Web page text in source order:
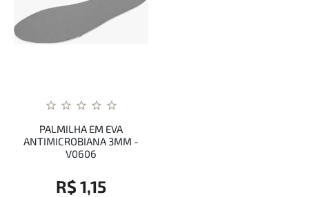
PALMILHA EM EVA
ANTIMICROBIANA 3MM -
V0606
R$ 1,15